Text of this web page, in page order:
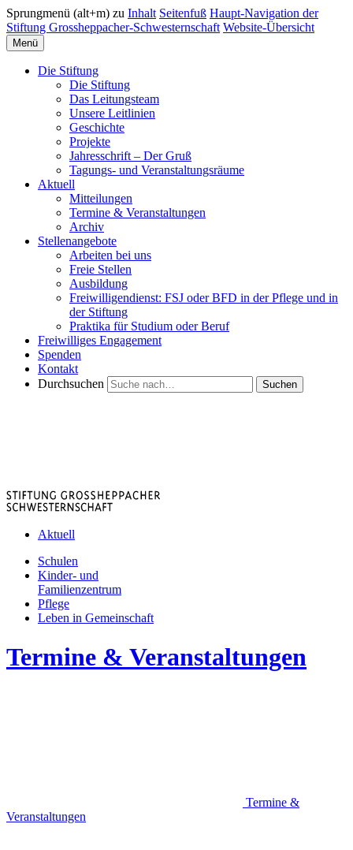
Sprungmenü (alt+m) zu Inhalt Seitenfuß Haupt-Navigation der
Stiftung Grossheppacher-Schwesternschaft Website-Übersicht
Menü
Die Stiftung
Die Stiftung
Das Leitungsteam
Unsere Leitlinien
Geschichte
Projekte
Jahresschrift – Der Gruß
Tagungs- und Veranstaltungsräume
Aktuell
Mitteilungen
Termine & Veranstaltungen
Archiv
Stellenangebote
Arbeiten bei uns
Freie Stellen
Ausbildung
Freiwilligendienst: FSJ oder BFD in der Pflege und in
der Stiftung
Praktika für Studium oder Beruf
Freiwilliges Engagement
Spenden
Kontakt
Durchsuchen
Suchen
Aktuell
Schulen
Kinder- und
Familienzentrum
Pflege
Leben in Gemeinschaft
Termine & Veranstaltungen
Termine &
Veranstaltungen